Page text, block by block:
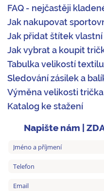
FAQ - nejčastěji
Jak nakupovat
Jak přidat štítek
Jak vybrat a koupit
Tabulka velikostí textilu
Sledování zásilek a
Výměna velikosti trička
Katalog ke stažení
Napište nám |